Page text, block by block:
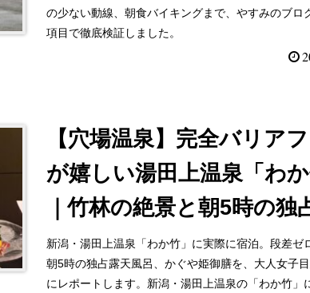
の少ない動線、朝食バイキングまで、やすみのブロ
項目で徹底検証しました。
【穴場温泉】完全バリア
が嬉しい湯田上温泉「わか
｜竹林の絶景と朝5時の独
風呂を正直レポ
新潟・湯田上温泉「わか竹」に実際に宿泊。段差ゼ
朝5時の独占露天風呂、かぐや姫御膳を、大人女子
にレポートします。新潟・湯田上温泉の「わか竹」